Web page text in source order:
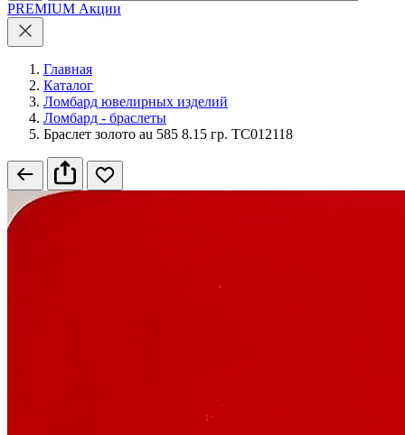
PREMIUM Акции
Главная
Каталог
Ломбард ювелирных изделий
Ломбард - браслеты
Браслет золото au 585 8.15 гр. ТС012118